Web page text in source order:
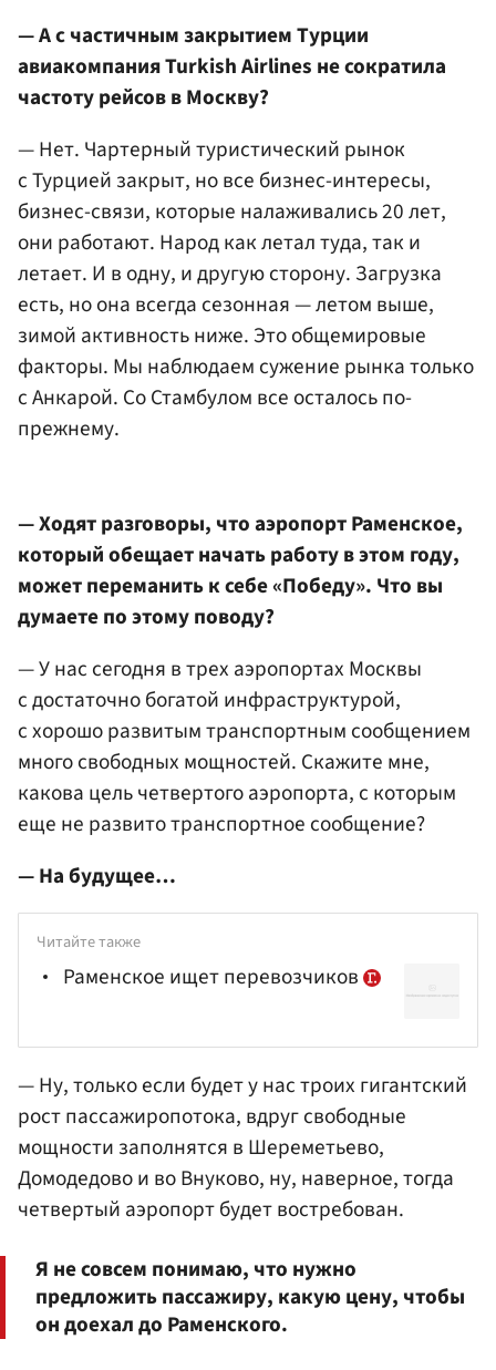
— А с частичным закрытием Турции
авиакомпания Turkish Airlines не сократила
частоту рейсов в Москву?
— Нет. Чартерный туристический рынок
с Турцией закрыт, но все бизнес-интересы,
бизнес-связи, которые налаживались 20 лет,
они работают. Народ как летал туда, так и
летает. И в одну, и другую сторону. Загрузка
есть, но она всегда сезонная — летом выше,
зимой активность ниже. Это общемировые
факторы. Мы наблюдаем сужение рынка только
с Анкарой. Со Стамбулом все осталось по-
прежнему.
— Ходят разговоры, что аэропорт Раменское,
который обещает начать работу в этом году,
может переманить к себе «Победу». Что вы
думаете по этому поводу?
— У нас сегодня в трех аэропортах Москвы
с достаточно богатой инфраструктурой,
с хорошо развитым транспортным сообщением
много свободных мощностей. Скажите мне,
какова цель четвертого аэропорта, с которым
еще не развито транспортное сообщение?
— На будущее…
Читайте также
Раменское ищет перевозчиков
— Ну, только если будет у нас троих гигантский
рост пассажиропотока, вдруг свободные
мощности заполнятся в Шереметьево,
Домодедово и во Внуково, ну, наверное, тогда
четвертый аэропорт будет востребован.
Я не совсем понимаю, что нужно
предложить пассажиру, какую цену, чтобы
он доехал до Раменского.